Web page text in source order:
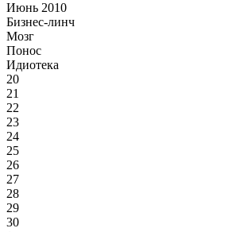
Июнь 2010
Бизнес-линч
Мозг
Понос
Идиотека
20
21
22
23
24
25
26
27
28
29
30